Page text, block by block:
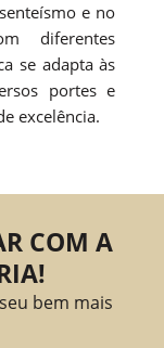
e no
diferentes
se adapta às
portes e
excelência.
COM A
bem mais